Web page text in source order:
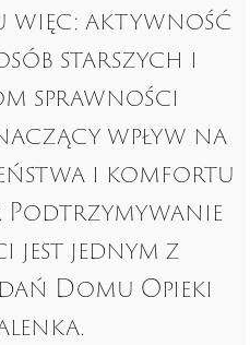
więc: aktywność
starszych i
sprawności
wpływ na
i komfortu
jest jednym z
Domu Opieki